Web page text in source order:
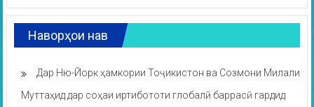
Наворҳои нав
Дар Ню-Йорк ҳамкории Тоҷикистон ва Созмони Милали
Муттаҳид дар соҳаи иртибототи глобалӣ баррасӣ гардид